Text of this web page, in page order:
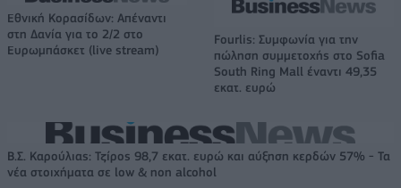
Εθνική Κορασίδων: Απέναντι
στη Δανία για το 2/2 στο
Ευρωμπάσκετ (live stream)
Fourlis: Συμφωνία για την
πώληση συμμετοχής στο Sofia
South Ring Mall έναντι 49,35
εκατ. ευρώ
Β.Σ. Καρούλιας: Τζίρος 98,7 εκατ. ευρώ και αύξηση κερδών 57% - Τα
νέα στοιχήματα σε low & non alcohol